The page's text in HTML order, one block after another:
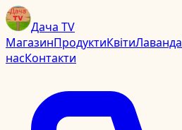
Дача TV
МагазинПродуктиКвітиЛаванда
насКонтакти